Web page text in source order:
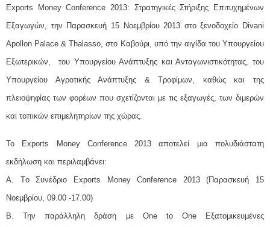
Exports Money Conference 2013: Στρατηγικές Στήριξης Επιτυχημένων
Εξαγωγών, την Παρασκευή 15 Νοεμβρίου 2013 στο ξενοδοχείο Divani
Apollon Palace & Thalasso, στο Καβούρι, υπό την αιγίδα του Υπουργείου
Εξωτερικών, του Υπουργείου Ανάπτυξης και Ανταγωνιστικότητας, του
Υπουργείου Αγροτικής Ανάπτυξης & Τροφίμων, καθώς και της
πλειοψηφίας των φορέων που σχετίζονται με τις εξαγωγές, των διμερών
και τοπικών επιμελητηρίων της χώρας.
Το Exports Money Conference 2013 αποτελεί μια πολυδιάστατη
εκδήλωση και περιλαμβάνει:
Α. Tο Συνέδριο Exports Money Conference 2013 (Παρασκευή 15
Νοεμβρίου, 09.00 -17.00)
Β. Την παράλληλη δράση με One to One Eξατομικευμένες